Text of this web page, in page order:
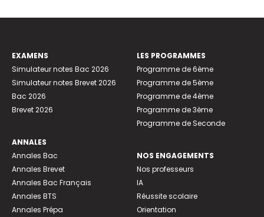
EXAMENS
Simulateur notes Bac 2026
Simulateur notes Brevet 2026
Bac 2026
Brevet 2026
ANNALES
Annales Bac
Annales Brevet
Annales Bac Français
Annales BTS
Annales Prépa
LES PROGRAMMES
Programme de 6ème
Programme de 5ème
Programme de 4ème
Programme de 3ème
Programme de Seconde
NOS ENGAGEMENTS
Nos professeurs
IA
Réussite scolaire
Orientation